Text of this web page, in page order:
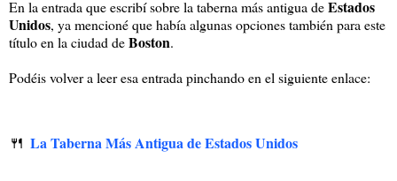
En la entrada que escribí sobre la taberna más antigua deEstados
Unidos, ya mencioné que había algunas opciones también para este
título en la ciudad deBoston.
Podéis volver a leer esa entrada pinchando en el siguiente enlace:
🍴 La Taberna Más Antigua de Estados Unidos